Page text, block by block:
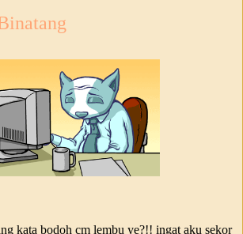
kata bodoh cm lembu ye?!! ingat aku sekor